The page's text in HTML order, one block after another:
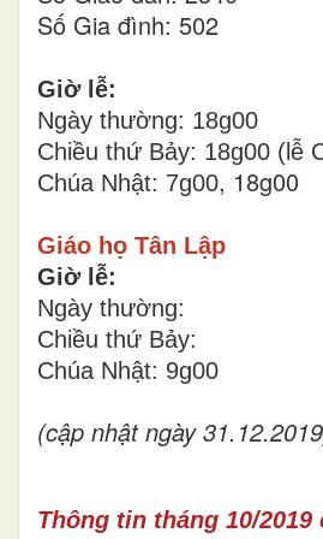
Số Gia đình: 502
Giờ lễ:
Ngày thường: 18g00
Chiều thứ Bảy: 18g00 (lễ
Chúa Nhật: 7g00, 18g00
Giáo họ Tân Lập
Giờ lễ:
Ngày thường:
Chiều thứ Bảy:
Chúa Nhật: 9g00
(cập nhật ngày
Thông tin tháng 10/2019